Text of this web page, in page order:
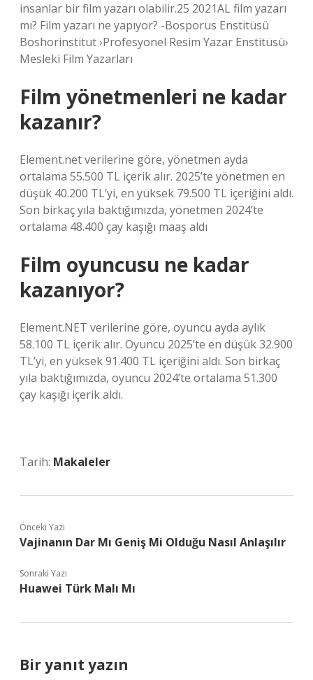
insanlar bir film yazarı olabilir.25 2021AL film yazarı
mı? Film yazarı ne yapıyor? -Bosporus Enstitüsü
Boshorinstitut ›Profesyonel Resim Yazar Enstitüsü›
Mesleki Film Yazarları
Film yönetmenleri ne kadar
kazanır?
Element.net verilerine göre, yönetmen ayda
ortalama 55.500 TL içerik alır. 2025’te yönetmen en
düşük 40.200 TL’yi, en yüksek 79.500 TL içeriğini aldı.
Son birkaç yıla baktığımızda, yönetmen 2024’te
ortalama 48.400 çay kaşığı maaş aldı
Film oyuncusu ne kadar
kazanıyor?
Element.NET verilerine göre, oyuncu ayda aylık
58.100 TL içerik alır. Oyuncu 2025’te en düşük 32.900
TL’yi, en yüksek 91.400 TL içeriğini aldı. Son birkaç
yıla baktığımızda, oyuncu 2024’te ortalama 51.300
çay kaşığı içerik aldı.
Tarih: Makaleler
Önceki Yazı
Vajinanın Dar Mı Geniş Mi Olduğu Nasıl Anlaşılır
Sonraki Yazı
Huawei Türk Malı Mı
Bir yanıt yazın